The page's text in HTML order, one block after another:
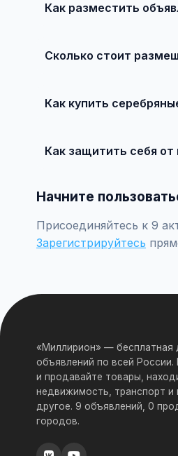
Как разместить
Сколько стоит
Как купить
Как защитить себя
Начните
Присоединяйтесь к 9
Зарегистрируйтесь
«Миллирион» — бесплатная
объявлений по всей России.
и продавайте товары,
недвижимость, транспорт и
другое. 9 объявлений, 0
городов.